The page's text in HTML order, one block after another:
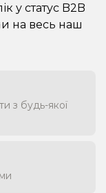
у статус B2B
на весь наш
з будь-якої